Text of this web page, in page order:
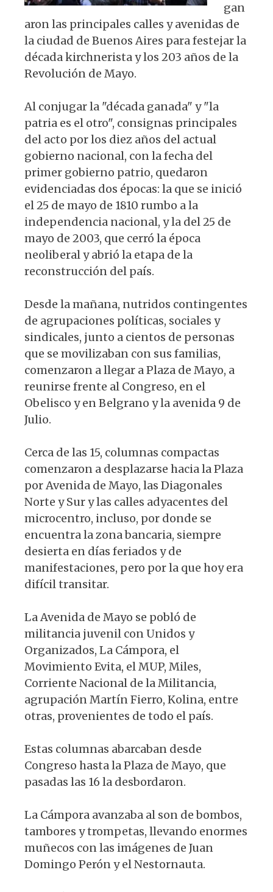
gan
aron las principales calles y avenidas de
la ciudad de Buenos Aires para festejar la
década kirchnerista y los 203 años de la
Revolución de Mayo.
Al conjugar la "década ganada" y "la
patria es el otro", consignas principales
del acto por los diez años del actual
gobierno nacional, con la fecha del
primer gobierno patrio, quedaron
evidenciadas dos épocas: la que se inició
el 25 de mayo de 1810 rumbo a la
independencia nacional, y la del 25 de
mayo de 2003, que cerró la época
neoliberal y abrió la etapa de la
reconstrucción del país.
Desde la mañana, nutridos contingentes
de agrupaciones políticas, sociales y
sindicales, junto a cientos de personas
que se movilizaban con sus familias,
comenzaron a llegar a Plaza de Mayo, a
reunirse frente al Congreso, en el
Obelisco y en Belgrano y la avenida 9 de
Julio.
Cerca de las 15, columnas compactas
comenzaron a desplazarse hacia la Plaza
por Avenida de Mayo, las Diagonales
Norte y Sur y las calles adyacentes del
microcentro, incluso, por donde se
encuentra la zona bancaria, siempre
desierta en días feriados y de
manifestaciones, pero por la que hoy era
difícil transitar.
La Avenida de Mayo se pobló de
militancia juvenil con Unidos y
Organizados, La Cámpora, el
Movimiento Evita, el MUP, Miles,
Corriente Nacional de la Militancia,
agrupación Martín Fierro, Kolina, entre
otras, provenientes de todo el país.
Estas columnas abarcaban desde
Congreso hasta la Plaza de Mayo, que
pasadas las 16 la desbordaron.
La Cámpora avanzaba al son de bombos,
tambores y trompetas, llevando enormes
muñecos con las imágenes de Juan
Domingo Perón y el Nestornauta.